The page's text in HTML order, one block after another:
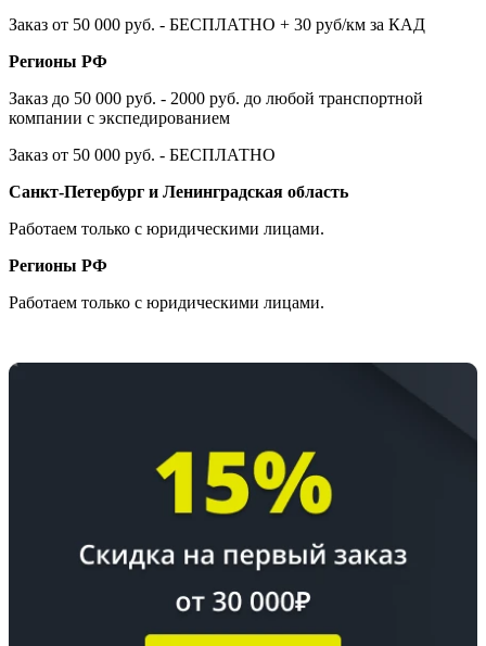
Заказ от 50 000 руб. - БЕСПЛАТНО + 30 руб/км за КАД
Регионы РФ
Заказ до 50 000 руб. - 2000 руб. до любой транспортной
компании с экспедированием
Заказ от 50 000 руб. - БЕСПЛАТНО
Санкт-Петербург и Ленинградская область
Работаем только с юридическими лицами.
Регионы РФ
Работаем только с юридическими лицами.